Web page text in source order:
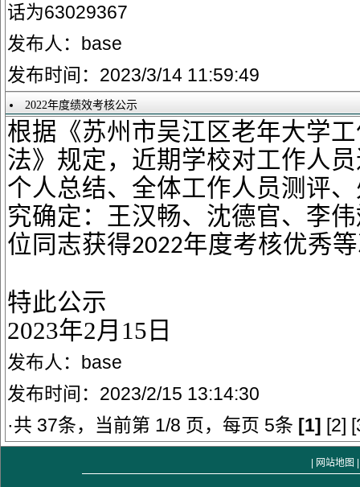
话为63029367
发布人：base
发布时间：2023/3/14 11:59:49
2022年度绩效考核公示
根据《苏州市吴江区老年大学
法》规定，近期学校对工作人
个人总结、全体工作人员测评
究确定： 王汉畅、 沈德官、 李
位同志获得2022年度考核优秀
特此公示
2023年2月15日
发布人：base
发布时间：2023/2/15 13:14:30
·共 37条，当前第 1/8 页，每页 5条 [1] [2]
| 网站地图 |